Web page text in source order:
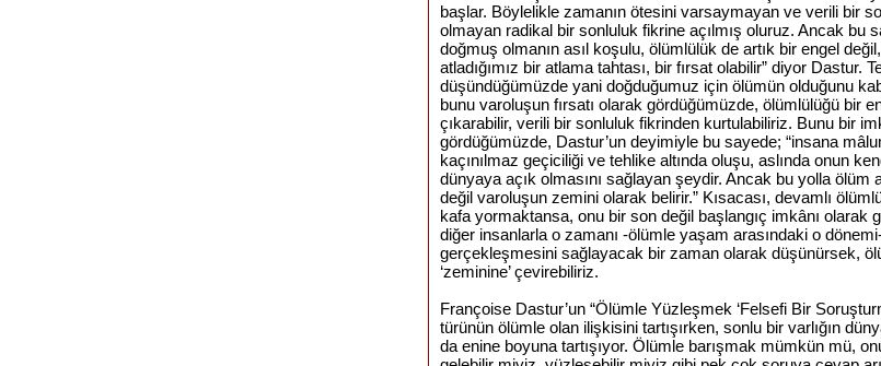
başlar. Böylelikle zamanın ötesini varsaymayan ve verili bir
olmayan radikal bir sonluluk fikrine açılmış oluruz. Ancak bu
doğmuş olmanın asıl koşulu, ölümlülük de artık bir engel
atladığımız bir atlama tahtası, bir fırsat olabilir” diyor Dastur.
düşündüğümüzde yani doğduğumuz için ölümün olduğunu
bunu varoluşun fırsatı olarak gördüğümüzde, ölümlülüğü bir
çıkarabilir, verili bir sonluluk fikrinden kurtulabiliriz. Bunu bir
gördüğümüzde, Dastur’un deyimiyle bu sayede; “insana
kaçınılmaz geçiciliği ve tehlike altında oluşu, aslında onun
dünyaya açık olmasını sağlayan şeydir. Ancak bu yolla ölüm
değil varoluşun zemini olarak belirir.” Kısacası, devamlı
kafa yormaktansa, onu bir son değil başlangıç imkânı olarak
diğer insanlarla o zamanı -ölümle yaşam arasındaki o dönemi-
gerçekleşmesini sağlayacak bir zaman olarak düşünürsek,
‘zeminine’ çevirebiliriz.
Françoise Dastur’un “Ölümle Yüzleşmek ‘Felsefi Bir
türünün ölümle olan ilişkisini tartışırken, sonlu bir varlığın
da enine boyuna tartışıyor. Ölümle barışmak mümkün mü,